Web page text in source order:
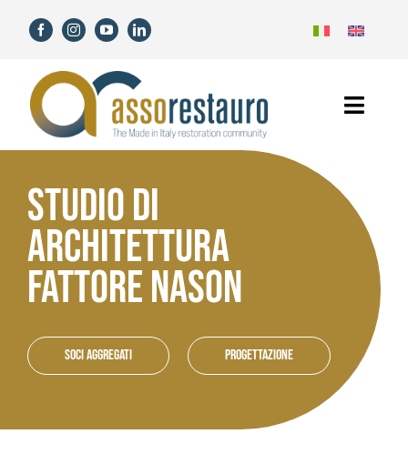
contenuto
Assorestauro
Soci
Novità
Attività
STUDIO DI
ARCHITETTURA
FATTORE NASON
Soci aggregati Progettazione